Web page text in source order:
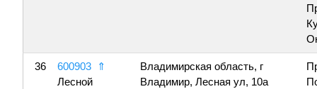
36 600903
⇑
Лесной
Владимирская область, г
Владимир, Лесная ул, 10а